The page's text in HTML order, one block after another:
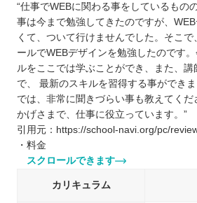
“仕事でWEBに関わる事をしているもの
事は今まで勉強してきたのですが、
くて、ついて行けませんでした。そこ
ールでWEBデザインを勉強したのです
ルをここでは学ぶことができ、また、講
で、 最新のスキルを習得する事ができ
では、非常に聞きづらい事も教えてく
かげさまで、仕事に役立っています。”
引用元：https://school-navi.org/pc/
・料金
スクロールできます
カリキュラム